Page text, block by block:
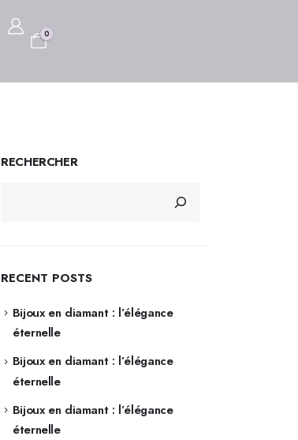
0
RECHERCHER
RECENT POSTS
Bijoux en diamant : l’élégance
éternelle
Bijoux en diamant : l’élégance
éternelle
Bijoux en diamant : l’élégance
éternelle